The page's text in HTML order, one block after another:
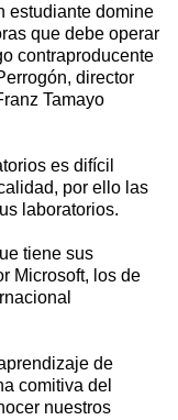
estudiante domine
que debe operar
contraproducente
director
Tamayo
es difícil
por ello las
laboratorios.
tiene sus
Microsoft, los de
de
comitiva del
nuestros